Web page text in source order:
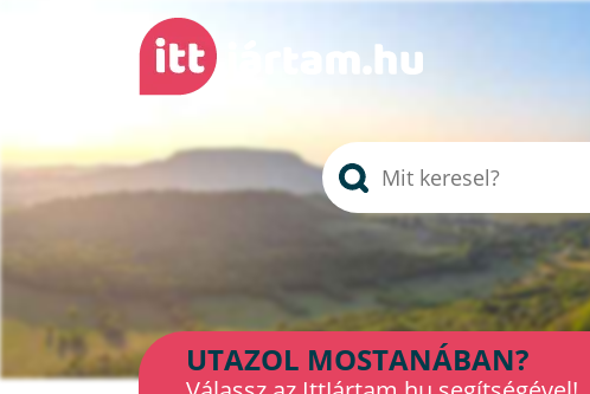
UTAZOL MOSTANÁBAN?